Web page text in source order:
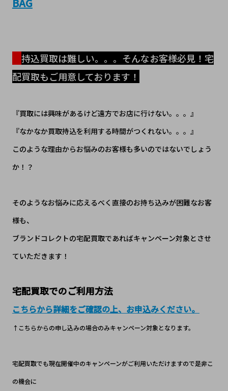
持込買取は難しい。。。そんなお客様必見！宅
配買取もご用意しております！
『買取には興味があるけど遠方でお店に行けない。。。』
『なかなか買取持込を利用する時間がつくれない。。。』
このような理由からお悩みのお客様も多いのではないでしょう
か！？
​そのようなお悩みに応えるべく直接のお持ち込みが困難なお客
様も、
ブランドコレクトの宅配買取であればキャンペーン対象とさせ
ていただきます！
宅配買取でのご利用方法
こちらから詳細をご確認の上、お申込みください。
↑こちらからの申し込みの場合のみキャンペーン対象となります。
宅配買取でも現在開催中のキャンペーンがご利用いただけますので是非こ
の機会に